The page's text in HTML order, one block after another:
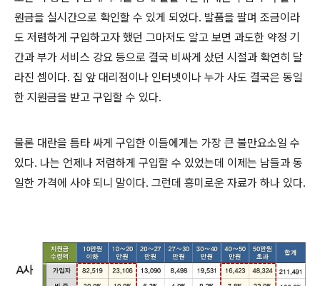
원금을 실시간으로 확인할 수 있게 되었다. 발품을 팔며 조금이라
도 저렴하게 구입하고자 했던 그마저도 알고 보면 과도한 약정 기
간과 부가 서비스 강요 등으로 결국 비싸게 샀던 시절과 확연히 달
라진 셈이다. 집 앞 대리점이나 인터넷이나 누가 사도 결국은 동일
한 지원금을 받고 구입할 수 있다.
물론 대란을 틈타 싸게 구입한 이들에게는 가장 큰 불만요소일 수
있다. 나는 언제나 저렴하게 구입할 수 있었는데 이제는 남들과 동
일한 가격에 사야 되니 말이다. 그런데 흥미로운 자료가 하나 있다.